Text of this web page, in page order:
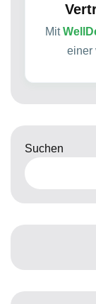
Mit
einer
Suchen